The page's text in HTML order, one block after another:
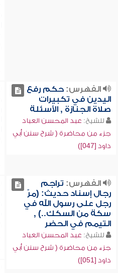
الفهرس:حكم رفع
اليدين في تكبيرات
صلاة الجنازة , الأسئلة
للشيخ: عبد المحسن العباد
جزء من محاضرة ( شرح سنن أبي
داود [047])
الفهرس: تراجم
رجال إسناد حديث: (مرّ
رجل على رسول الله في
سكة من السكك..) ,
التيمم في الحضر
للشيخ: عبد المحسن العباد
جزء من محاضرة ( شرح سنن أبي
داود [051])